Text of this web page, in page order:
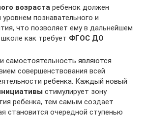
возраста ребенок должен
познавательного и
что позволяет ему в дальнейшем
как требует ФГОС ДО
и самостоятельность являются
совершенствования всей
ребенка. Каждый новый
стимулирует зону
ребенка, тем самым создает
становится очередной ступенью